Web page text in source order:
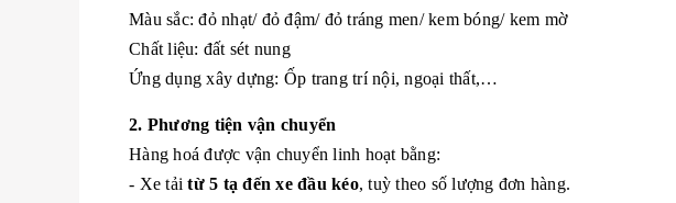
Màu sắc: đỏ nhạt/ đỏ đậm/ đỏ tráng men/ kem bóng/ kem mờ
Chất liệu: đất sét nung
Ứng dụng xây dựng: Ốp trang trí nội, ngoại thất,…
2. Phương tiện vận chuyển
Hàng hoá được vận chuyển linh hoạt bằng:
- Xe tảitừ 5 tạ đến xe đầu kéo, tuỳ theo số lượng đơn hàng.